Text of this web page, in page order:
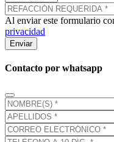
Al enviar este formulario
privacidad
Enviar
Contacto por whatsapp